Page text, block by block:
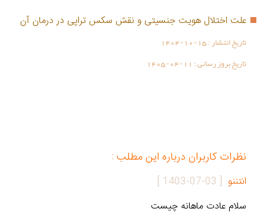
علت اختلال هویت جنسیتی و نقش سکس تراپی در درمان آن
تاریخ انتشار :1404-10-15
تاریخ بروز رسانی : 1405-04-11
نظرات کاربران درباره این مطلب :
انتننو [
1403-07-03
]
سلام عادت ماهانه چیست